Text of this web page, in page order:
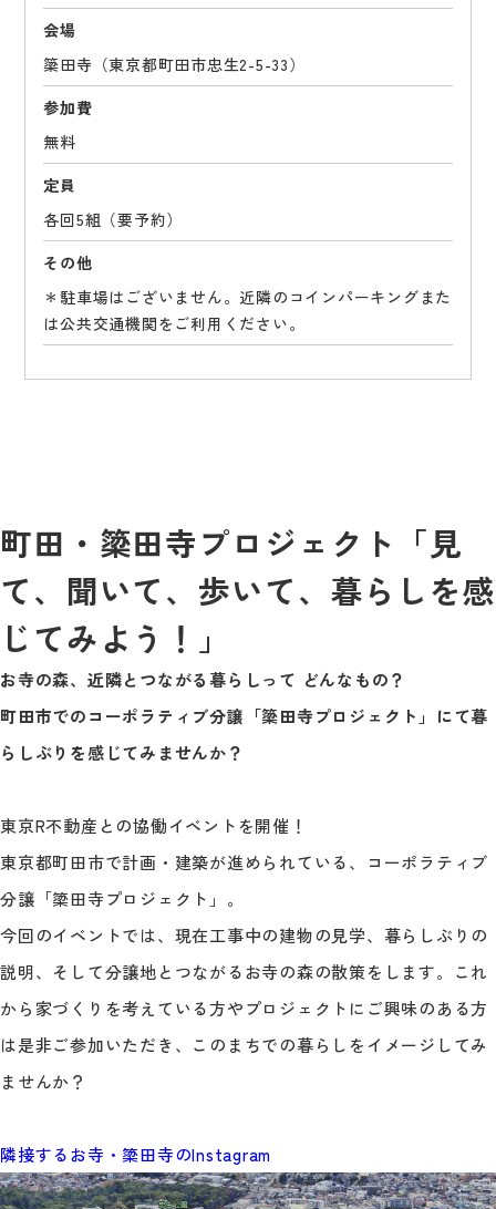
会場
簗田寺（東京都町田市忠生2-5-33）
参加費
無料
定員
各回5組（要予約）
その他
＊駐車場はございません。近隣のコインパーキングまた
は公共交通機関をご利用ください。
町田・簗田寺プロジェクト「見
て、聞いて、歩いて、暮らしを感
じてみよう！」
お寺の森、近隣とつながる暮らしって どんなもの？
町田市でのコーポラティブ分譲「簗田寺プロジェクト」にて暮
らしぶりを感じてみませんか？
東京R不動産との協働イベントを開催！
東京都町田市で計画・建築が進められている、コーポラティブ
分譲「簗田寺プロジェクト」。
今回のイベントでは、現在工事中の建物の見学、暮らしぶりの
説明、そして分譲地とつながるお寺の森の散策をします。これ
から家づくりを考えている方やプロジェクトにご興味のある方
は是非ご参加いただき、このまちでの暮らしをイメージしてみ
ませんか？
隣接するお寺・簗田寺のInstagram